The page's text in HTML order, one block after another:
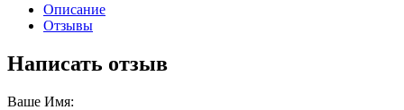
Описание
Отзывы
Написать отзыв
Ваше Имя: